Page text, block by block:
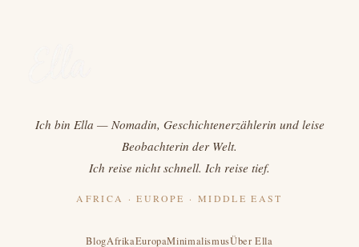
Ich bin Ella — Nomadin, Geschichtenerzählerin und leise
Beobachterin der Welt.
Ich reise nicht schnell. Ich reise tief.
AFRICA · EUROPE · MIDDLE EAST
BlogAfrikaEuropaMinimalismusÜber Ella